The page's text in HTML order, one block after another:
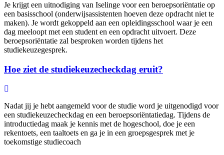
Je krijgt een uitnodiging van Iselinge voor een beroepsoriëntatie op
een basisschool (onderwijsassistenten hoeven deze opdracht niet te
maken). Je wordt gekoppeld aan een opleidingsschool waar je een
dag meeloopt met een student en een opdracht uitvoert. Deze
beroepsoriëntatie zal besproken worden tijdens het
studiekeuzegesprek.
Hoe ziet de studiekeuzecheckdag eruit?
Nadat jij je hebt aangemeld voor de studie word je uitgenodigd voor
een studiekeuzecheckdag en een beroepsoriëntatiedag. Tijdens de
introductiedag maak je kennis met de hogeschool, doe je een
rekentoets, een taaltoets en ga je in een groepsgesprek met je
toekomstige studiecoach